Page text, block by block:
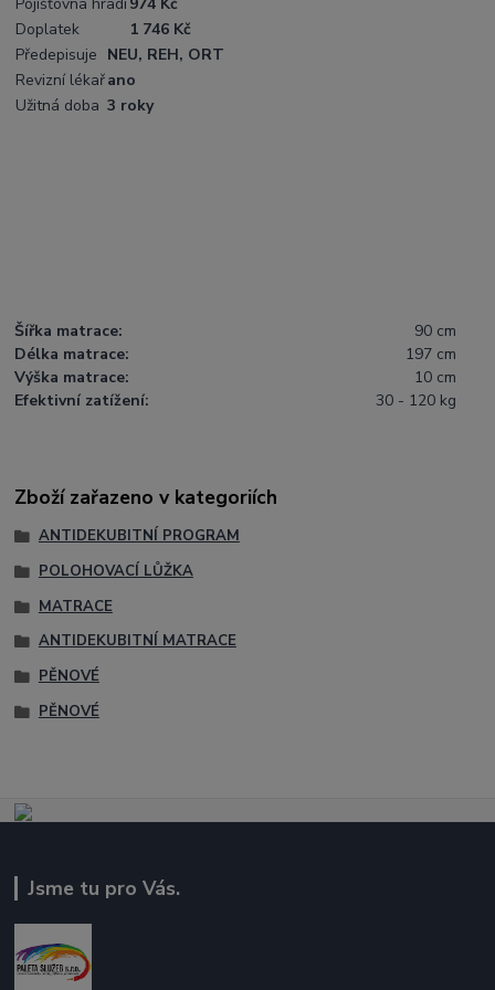
Pojišťovna hradí 974 Kč
Doplatek
1 746 Kč
Předepisuje NEU, REH, ORT
Revizní lékařano
Užitná doba 3 roky
Šířka matrace:
90 cm
Délka matrace:
197 cm
Výška matrace:
10 cm
Efektivní zatížení:
30 - 120 kg
Zboží zařazeno v kategoriích
ANTIDEKUBITNÍ PROGRAM
POLOHOVACÍ LŮŽKA
MATRACE
ANTIDEKUBITNÍ MATRACE
PĚNOVÉ
PĚNOVÉ
Jsme tu pro Vás.